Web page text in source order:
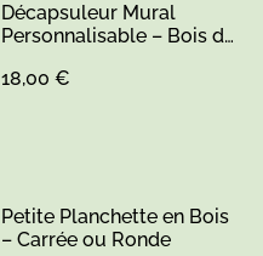
Décapsuleur Mural
Personnalisable – Bois de
18,00 €
Petite Planchette en Bois
– Carrée ou Ronde